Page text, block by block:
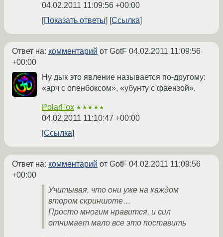
04.02.2011 11:09:56 +00:00
Показать ответы
Ссылка
Ответ на: комментарий от GotF 04.02.2011 11:09:56
+00:00
Ну дык это явление называется по-другому:
«арч с опенбоксом», «убунту с фаензой».
PolarFox ★★★★★
04.02.2011 11:10:47 +00:00
Ссылка
Ответ на: комментарий от GotF 04.02.2011 11:09:56
+00:00
Учитывая, что они уже на каждом
втором скриншоте…
Просто многим нравится, и сил
отнимает мало все это поставить